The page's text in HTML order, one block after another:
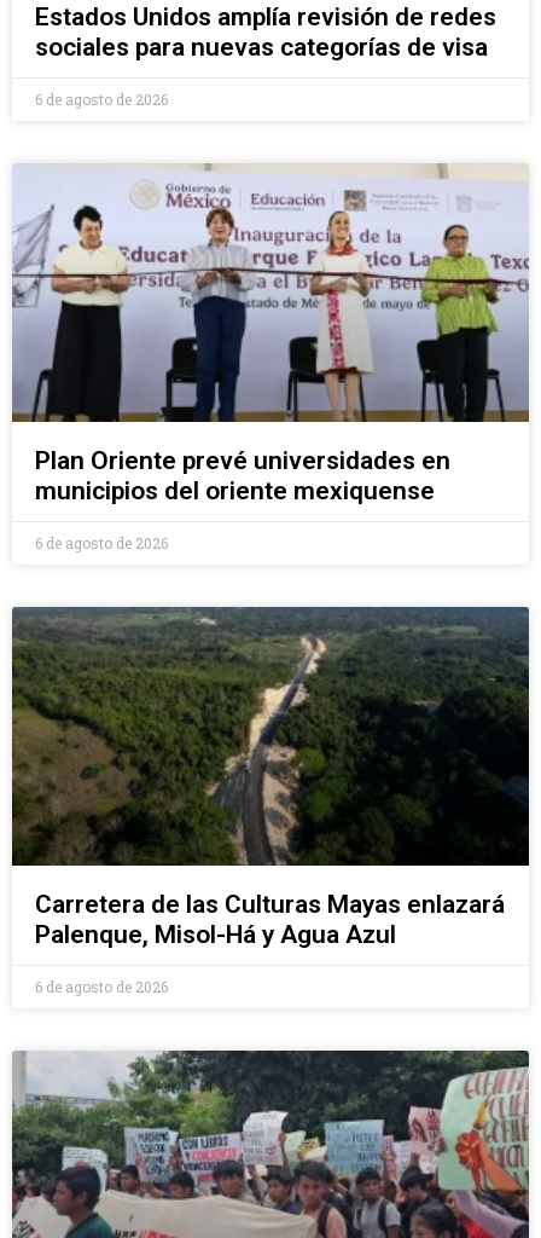
Estados Unidos amplía revisión de redes
sociales para nuevas categorías de visa
6 de agosto de 2026
Plan Oriente prevé universidades en
municipios del oriente mexiquense
6 de agosto de 2026
Carretera de las Culturas Mayas enlazará
Palenque, Misol-Há y Agua Azul
6 de agosto de 2026